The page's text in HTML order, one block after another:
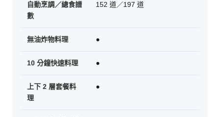
自動烹調／總食譜
數
152 道／197 道
無油炸物料理 ●
10 分鐘快速料理 ●
上下 2 層套餐料
理
●